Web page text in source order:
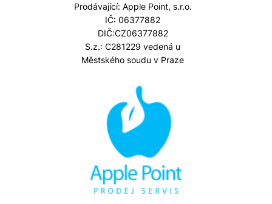
Prodávající: Apple Point, s.r.o.
IČ: 06377882
DIČ:CZ06377882
S.z.: C281229 vedená u
Městského soudu v Praze